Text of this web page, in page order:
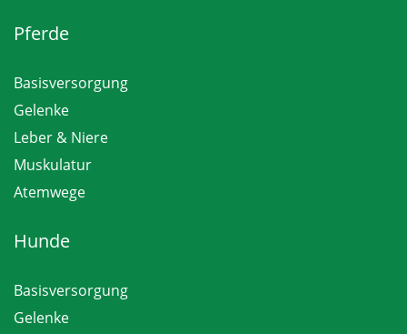
Pferde
Basisversorgung
Gelenke
Leber & Niere
Muskulatur
Atemwege
Hunde
Basisversorgung
Gelenke